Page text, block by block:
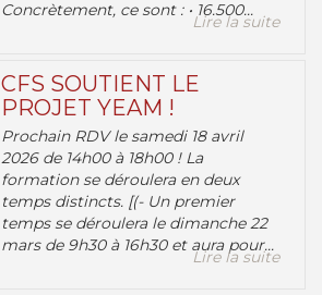
Concrètement, ce sont : • 16.500...
Lire la suite
CFS SOUTIENT LE
PROJET YEAM !
Prochain RDV le samedi 18 avril
2026 de 14h00 à 18h00 ! La
formation se déroulera en deux
temps distincts. [(- Un premier
temps se déroulera le dimanche 22
mars de 9h30 à 16h30 et aura pour...
Lire la suite